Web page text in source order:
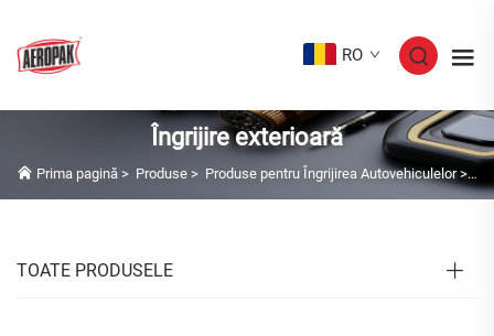
RO
Îngrijire exterioară
Prima pagină > Produse > Produse pentru Îngrijirea Autovehiculelor>
TOATE PRODUSELE